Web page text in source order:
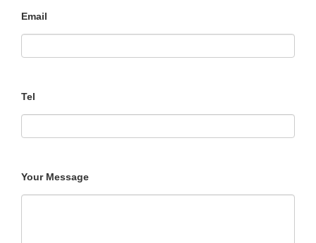
Email
Tel
Your Message